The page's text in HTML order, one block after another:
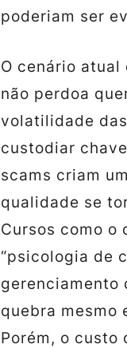
poderiam ser
O cenário
não perdoa
volatilidade
custodiar
scams criam
qualidade se
Cursos como o
“psicologia de
gerenciamento
quebra mesmo
Porém, o custo